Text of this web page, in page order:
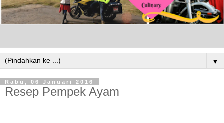
▼
Rabu, 06 Januari 2016
Resep Pempek Ayam